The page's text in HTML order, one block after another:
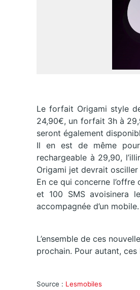
Le forfait Origami style
24,90€, un forfait 3h à
seront également
Il en est de même
rechargeable à 29,90,
Origami jet devrait
En ce qui concerne
et 100 SMS avoisinera
accompagnée d’un mobile.
L’ensemble de ces
prochain. Pour autant,
Source : Lesmobiles